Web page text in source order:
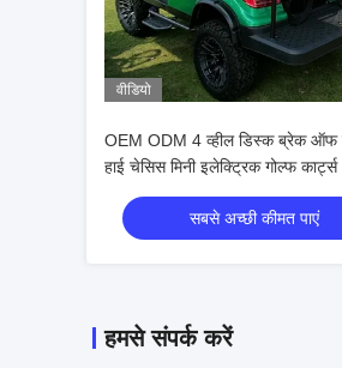
वीडियो
OEM ODM 4 व्हील डिस्क ब्रेक ऑफ
हाई चेसिस मिनी इलेक्ट्रिक गोल्फ
आईपी 66 डिस्प्ले 4 सीट गोल्फ कार्ट
सबसे अच्छी कीमत पाएं
हमसे संपर्क करें